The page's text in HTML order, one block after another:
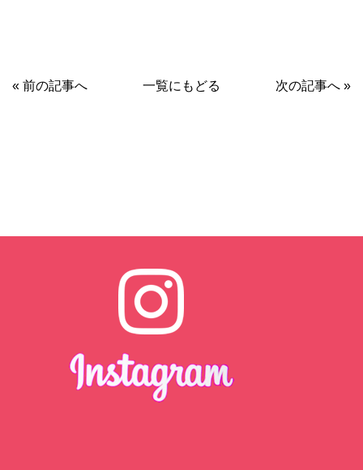
« 前の記事へ 一覧にもどる 次の記事へ »